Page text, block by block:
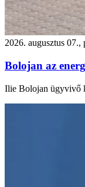
2026. augusztus 07.,
Bolojan az
Ilie Bolojan ügyvivő